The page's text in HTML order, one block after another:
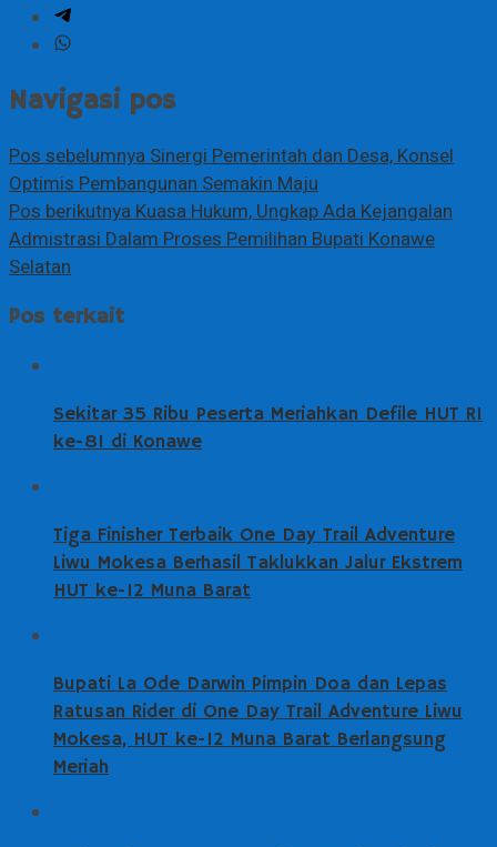
Navigasi pos
Pos sebelumnyaSinergi Pemerintah dan Desa, Konsel
Optimis Pembangunan Semakin Maju
Pos berikutnyaKuasa Hukum, Ungkap Ada Kejangalan
Admistrasi Dalam Proses Pemilihan Bupati Konawe
Selatan
Pos terkait
Sekitar 35 Ribu Peserta Meriahkan Defile HUT RI
ke-81 di Konawe
Tiga Finisher Terbaik One Day Trail Adventure
Liwu Mokesa Berhasil Taklukkan Jalur Ekstrem
HUT ke-12 Muna Barat
Bupati La Ode Darwin Pimpin Doa dan Lepas
Ratusan Rider di One Day Trail Adventure Liwu
Mokesa, HUT ke-12 Muna Barat Berlangsung
Meriah